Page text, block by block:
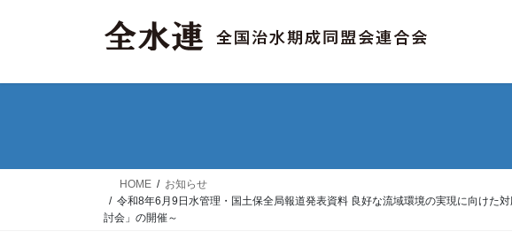
HOME
お知らせ
令和8年6月9日水管理・国土保全局報道発表資料 良好な流域環境の実現に向けた
討会」の開催～